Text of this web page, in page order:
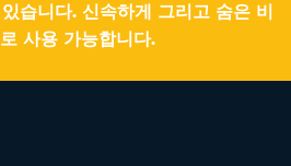
습니다. 신속하게 그리고 숨은 비
사용 가능합니다.